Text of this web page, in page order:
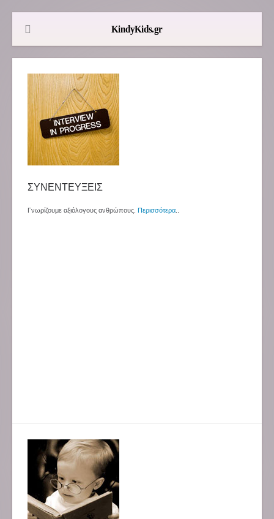
ΣΥΝΕΝΤΕΥΞΕΙΣ
Γνωρίζουμε αξιόλογους ανθρώπους. Περισσότερα